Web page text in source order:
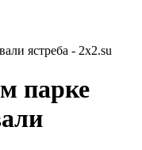
ястреба - 2x2.su
парке